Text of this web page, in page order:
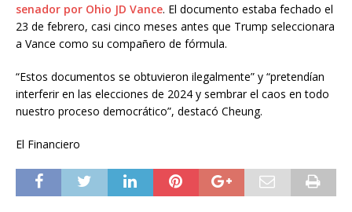
senador por Ohio JD Vance. El documento estaba fechado el
23 de febrero, casi cinco meses antes que Trump seleccionara
a Vance como su compañero de fórmula.
“Estos documentos se obtuvieron ilegalmente” y “pretendían
interferir en las elecciones de 2024 y sembrar el caos en todo
nuestro proceso democrático”, destacó Cheung.
El Financiero